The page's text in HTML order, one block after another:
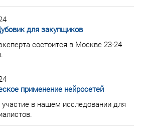
для закупщиков
состоится в Москве 23-24
применение нейросетей
в нашем исследовании для